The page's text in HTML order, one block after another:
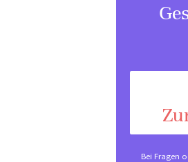
Bei Fragen